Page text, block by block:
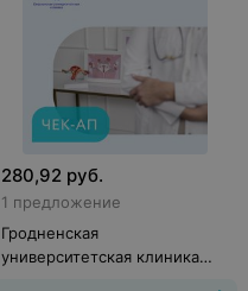
280,92 руб.
1 предложение
Гродненская
университетская клиника